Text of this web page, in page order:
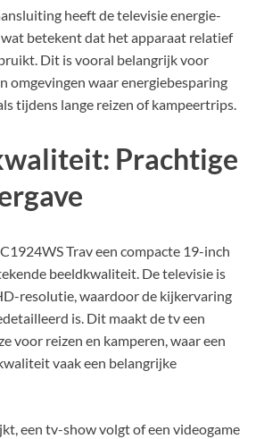
heeft de televisie energie-
betekent dat het apparaat relatief
Dit is vooral belangrijk voor
omgevingen waar energiebesparing
tijdens lange reizen of kampeertrips.
Prachtige
Trav een compacte 19-inch
beeldkwaliteit. De televisie is
resolutie, waardoor de kijkervaring
is. Dit maakt de tv een
voor reizen en kamperen, waar een
vaak een belangrijke
een tv-show volgt of een videogame